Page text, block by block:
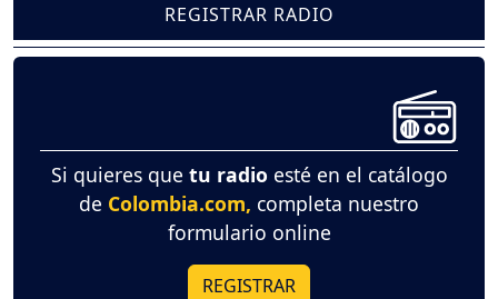
REGISTRAR RADIO
Si quieres que tu radio esté en el catálogo
de Colombia.com, completa nuestro
formulario online
REGISTRAR